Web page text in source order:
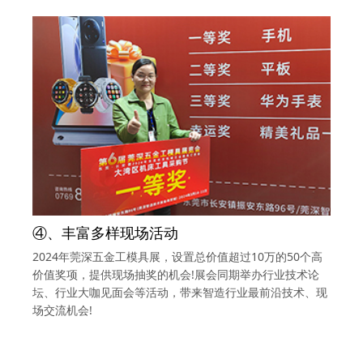
④、丰富多样现场活动
2024年莞深五金工模具展，设置总价值超过10万的50个高
价值奖项，提供现场抽奖的机会!展会同期举办行业技术论
坛、行业大咖见面会等活动，带来智造行业最前沿技术、现
场交流机会!